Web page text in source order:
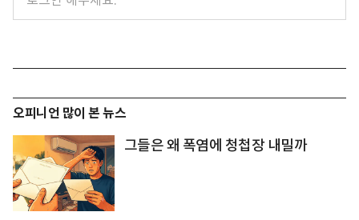
오피니언 많이 본 뉴스
그들은 왜 폭염에 청첩장 내밀까